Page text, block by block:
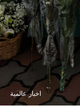
اخبار عالمية